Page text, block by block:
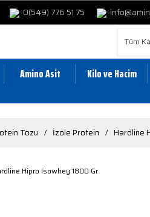
0(549) 776 51 75
Amino Asit Kilo ve Hacim
Tozu İzole Protein Hardline